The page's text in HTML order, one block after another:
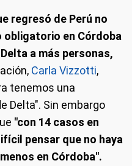
regresó de Perú no
obligatorio en Córdoba
a más personas,
Carla Vizzotti,
tenemos una
Delta". Sin embargo
"con 14 casos en
pensar que no haya
en Córdoba".